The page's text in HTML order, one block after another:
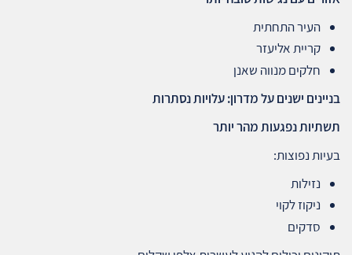
העיר התחתית
קריית אליעזר
חלקים מנווה שאנן
בניינים ישנים על מדרון: עלויות נסתרות
תשתיות נפגעות מהר יותר
בעיות נפוצות:
נזילות
ניקוז לקוי
סדקים